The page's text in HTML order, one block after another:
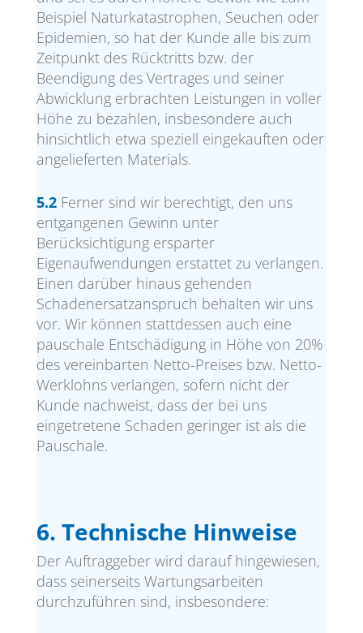
Beispiel Naturkatastrophen, Seuchen oder
Epidemien, so hat der Kunde alle bis zum
Zeitpunkt des Rücktritts bzw. der
Beendigung des Vertrages und seiner
Abwicklung erbrachten Leistungen in voller
Höhe zu bezahlen, insbesondere auch
hinsichtlich etwa speziell eingekauften oder
angelieferten Materials.
5.2Ferner sind wir berechtigt, den uns
entgangenen Gewinn unter
Berücksichtigung ersparter
Eigenaufwendungen erstattet zu verlangen.
Einen darüber hinaus gehenden
Schadenersatzanspruch behalten wir uns
vor. Wir können stattdessen auch eine
pauschale Entschädigung in Höhe von 20%
des vereinbarten Netto-Preises bzw. Netto-
Werklohns verlangen, sofern nicht der
Kunde nachweist, dass der bei uns
eingetretene Schaden geringer ist als die
Pauschale.
6. Technische Hinweise
Der Auftraggeber wird darauf hingewiesen,
dass seinerseits Wartungsarbeiten
durchzuführen sind, insbesondere: